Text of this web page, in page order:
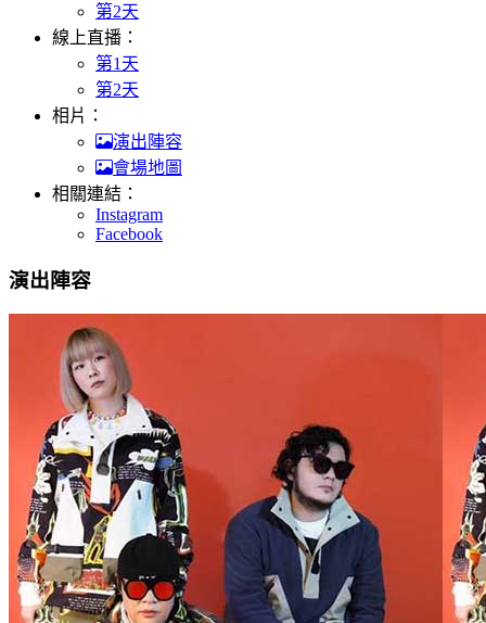
第2天
線上直播：
第1天
第2天
相片：
演出陣容
會場地圖
相關連結：
Instagram
Facebook
演出陣容